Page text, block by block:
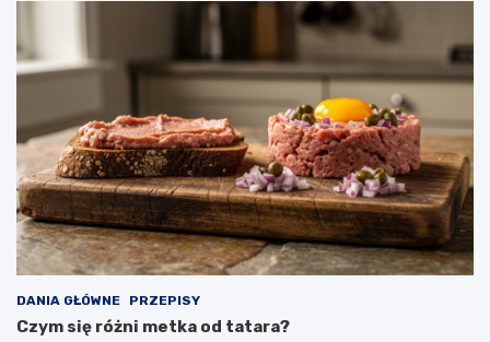
DANIA GŁÓWNE PRZEPISY
Czym się różni metka od tatara?